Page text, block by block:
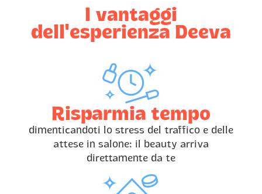
I vantaggi
dell'esperienza Deeva
Risparmia tempo
dimenticandoti lo stress del traffico e delle
attese in salone: il beauty arriva
direttamente da te